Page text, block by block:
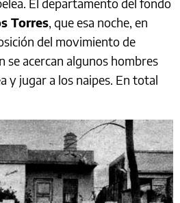
Torres, que esa noche, en
del movimiento de
se acercan algunos hombres
y jugar a los naipes. En total